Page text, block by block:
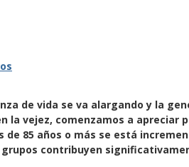
de vida se va alargando y la
la vejez, comenzamos a apreciar
de 85 años o más se está
contribuyen